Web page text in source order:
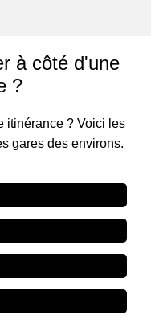
à côté d'une
?
itinérance ? Voici les
gares des environs.